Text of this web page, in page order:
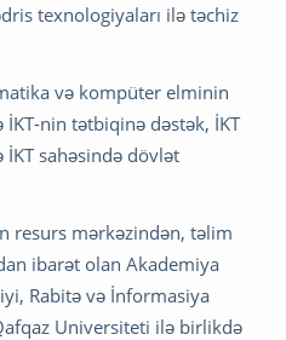
texnologiyaları ilə təchiz
və kompüter elminin
İKT-nin tətbiqinə dəstək, İKT
sahəsində dövlət
resurs mərkəzindən, təlim
ibarət olan Akademiya
Rabitə və İnformasiya
Universiteti ilə birlikdə